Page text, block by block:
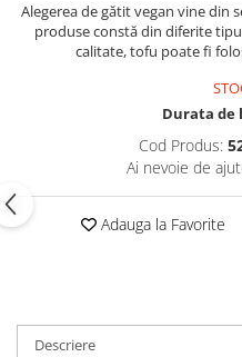
COSMETICE
REMEDII NATURISTE
Alegerea de gătit vegan vine din
produse constă din diferite
calitate, tofu poate fi
Durata de
Cod Produs:
Ai nevoie de
Adauga la Favorite
Descriere